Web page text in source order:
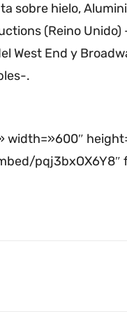
sobre hielo,
(Reino
West End y
.
pqj3bxOX6Y8″